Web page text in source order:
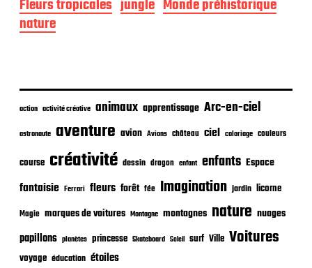
p
u
b
a
t
o
Fleurs tropicales jungle Monde préhistorique
nature
action activité créative animaux apprentissage Arc-en-ciel
astronaute aventure avion Avions château ciel coloriage couleurs
course créativité dessin dragon enfant enfants Espace
fantaisie Ferrari fleurs forêt fée Imagination jardin licorne
Magie marques de voitures Montagne montagnes nature nuages
papillons planètes princesse Skateboard Soleil surf Ville Voitures
voyage éducation étoiles